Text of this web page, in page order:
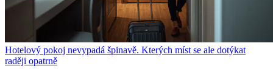
Hotelový pokoj nevypadá špinavě. Kterých míst se ale dotýkat
raději opatrně